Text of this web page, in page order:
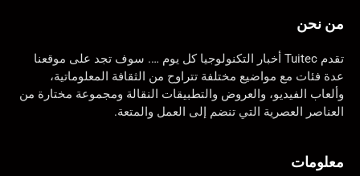
من نحن
تقدم Tuitec أخبار التكنولوجيا كل يوم …. سوف تجد على موقعنا
عدة فئات مع مواضيع مختلفة تتراوح من الثقافة المعلوماتية،
وألعاب الفيديو، والعروض والتطبيقات النقالة ومجموعة مختارة من
العناصر العصرية التي تنضم إلى العمل والمتعة.
معلومات